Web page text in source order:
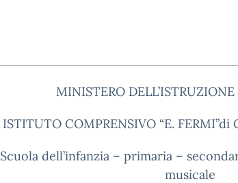
MINISTERO
ISTITUTO COMPRENSIVO “E.
Scuola dell’infanzia – primaria –
musicale